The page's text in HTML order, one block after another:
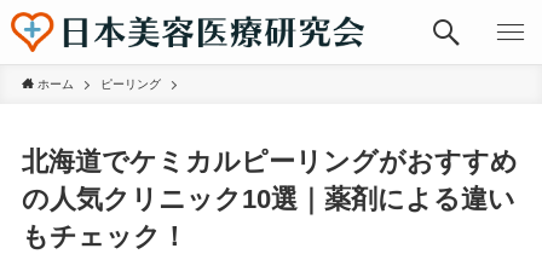
ホーム ピーリング
北海道でケミカルピーリングがおすすめ
の人気クリニック10選｜薬剤による違い
もチェック！